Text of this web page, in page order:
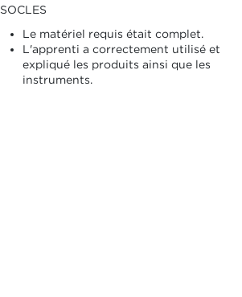
SOCLES
Le matériel requis était complet.
L'apprenti a correctement utilisé et
expliqué les produits ainsi que les
instruments.